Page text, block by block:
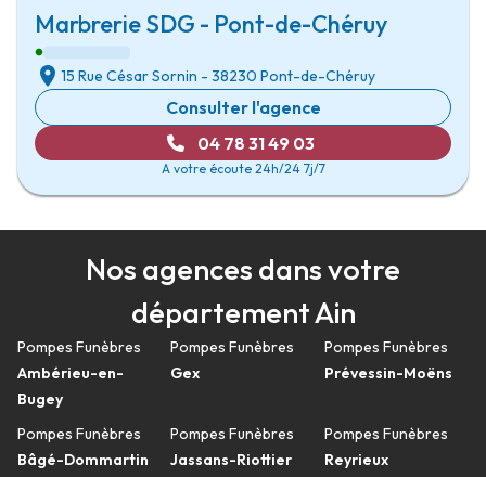
Marbrerie SDG - Pont-de-Chéruy
15 Rue César Sornin - 38230 Pont-de-Chéruy
Consulter l'agence
04 78 31 49 03
A votre écoute 24h/24 7j/7
Nos agences dans votre
département Ain
Pompes Funèbres
Ambérieu-en-
Bugey
Pompes Funèbres
Bâgé-Dommartin
Pompes Funèbres
Gex
Pompes Funèbres
Jassans-Riottier
Pompes Funèbres
Prévessin-Moëns
Pompes Funèbres
Reyrieux